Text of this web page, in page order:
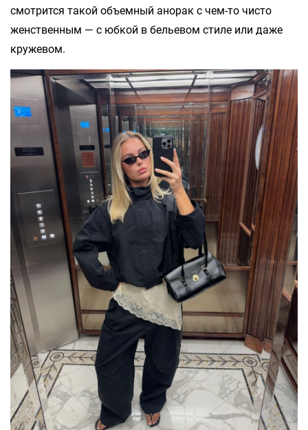
смотрится такой объемный анорак с чем-то чисто
женственным — с юбкой в бельевом стиле или даже
кружевом.